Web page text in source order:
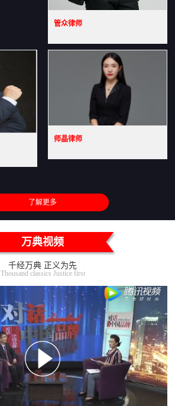
管众律师
师晶律师
了解更多
万典视频
千经万典 正义为先
Thousand classics Justice first